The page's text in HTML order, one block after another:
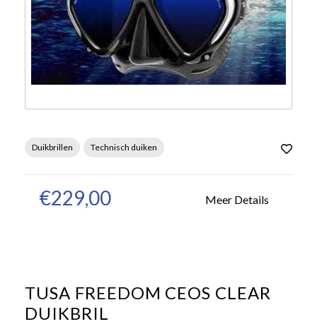
Duikbrillen Technisch duiken
€229,00 Meer Details
TUSA FREEDOM CEOS CLEAR
DUIKBRIL